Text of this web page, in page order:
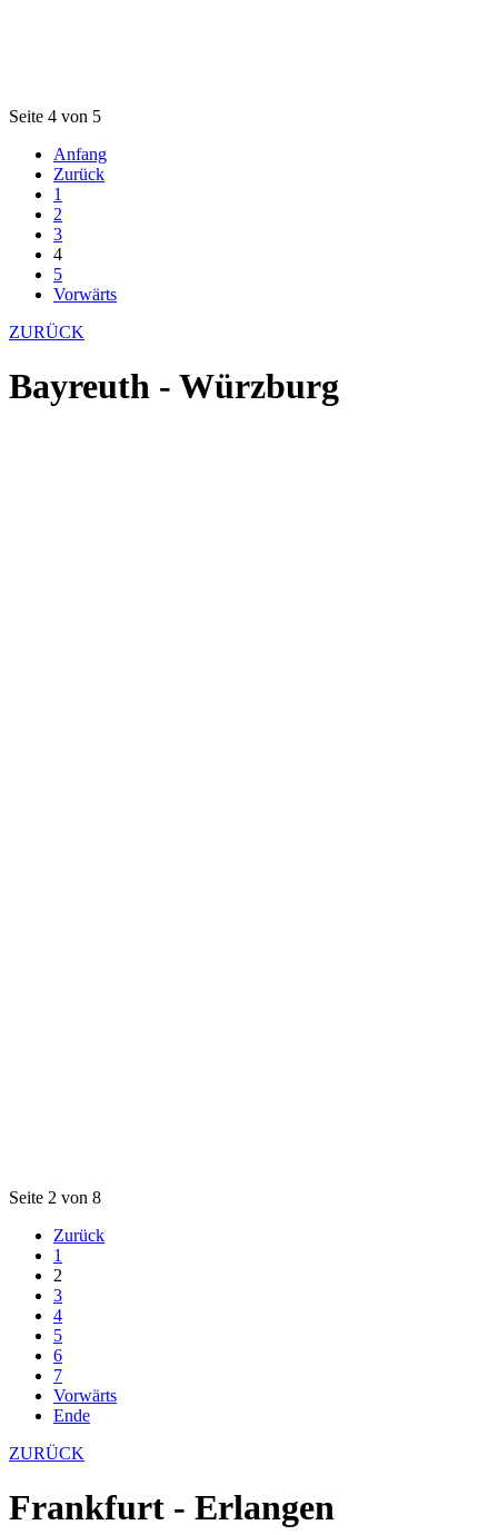
Seite 4 von 5
Anfang
Zurück
1
2
3
4
5
Vorwärts
ZURÜCK
Bayreuth - Würzburg
Seite 2 von 8
Zurück
1
2
3
4
5
6
7
Vorwärts
Ende
ZURÜCK
Frankfurt - Erlangen